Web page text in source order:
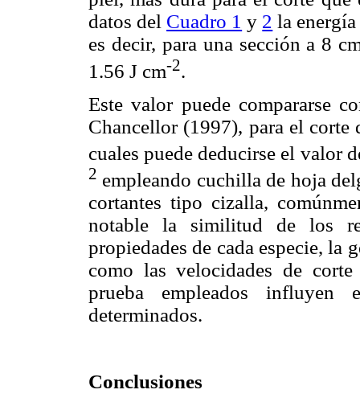
datos del Cuadro 1 y 2 la
es decir, para una sección a 8
1.56 J cm-2.
Este valor puede compararse
Chancellor (1997), para el corte
cuales puede deducirse el valor
2 empleando cuchilla de hoja
cortantes tipo cizalla,
notable la similitud de los
propiedades de cada especie, la
como las velocidades de
prueba empleados
determinados.
Conclusiones